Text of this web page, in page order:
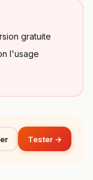
gratuite
l'usage
Tester →